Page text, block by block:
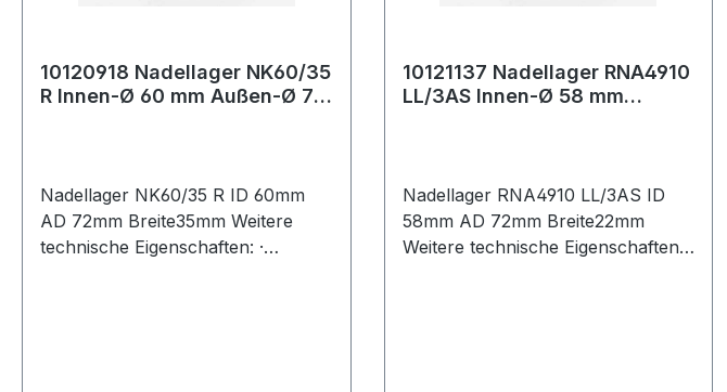
10120918 Nadellager NK60/35
R Innen-Ø 60 mm Außen-Ø 72
Nadellager NK60/35 R ID 60mm
AD 72mm Breite35mm Weitere
technische Eigenschaften: ·
10121137 Nadellager RNA4910
LL/3AS Innen-Ø 58 mm
Nadellager RNA4910 LL/3AS ID
58mm AD 72mm Breite22mm
Weitere technische Eigenschaften: ·